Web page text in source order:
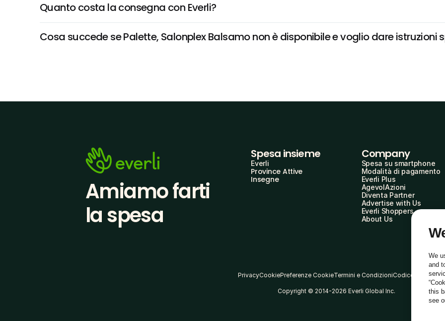
Quanto costa la consegna con Everli?
Cosa succede se Palette, Salonplex Balsamo non è disponibile e voglio dare istruzioni
Amiamo farti
la spesa
Spesa insieme
Everli
Province Attive
Insegne
Company
Spesa su smartphone
Modalità di pagamento
Everli Plus
AgevolAzioni
Diventa Partner
Advertise with Us
Everli Shoppers
About Us
PrivacyCookiePreferenze CookieTermini e CondizioniCodice Etico
Copyright © 2014-2026 Everli Global Inc.
We
and
this
see